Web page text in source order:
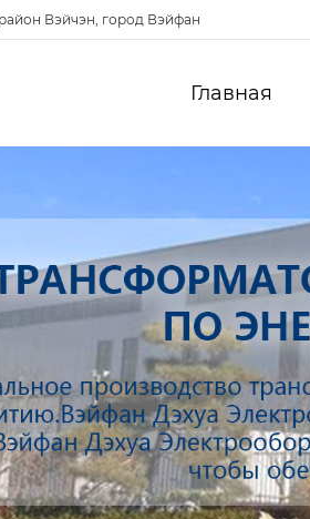
Вэйчэн, город Вэйфан
Главная